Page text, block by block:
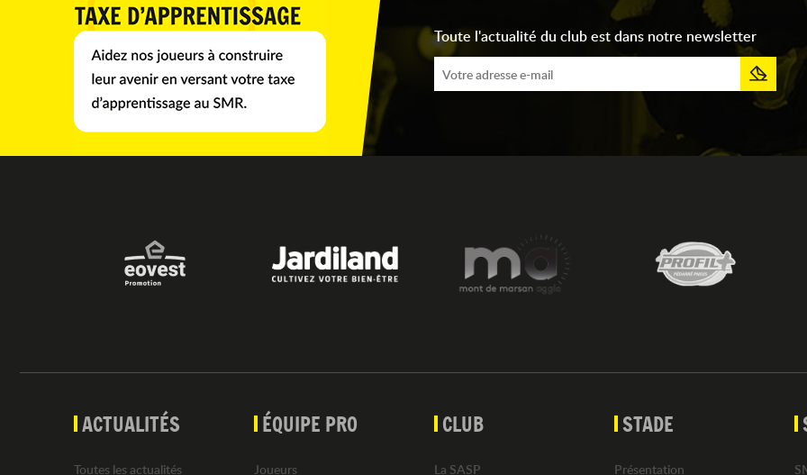
Toute l'actualité du club est dans notre newsletter
ACTUALITÉS
Toutes les actualités
ÉQUIPE PRO
Joueurs
CLUB
La SASP
STADE
Présentation